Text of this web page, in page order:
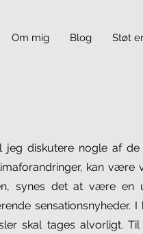
Om mig Blog Støt
diskutere nogle af de
kan være
synes det at være en
sensationsnyheder.
skal tages alvorligt.